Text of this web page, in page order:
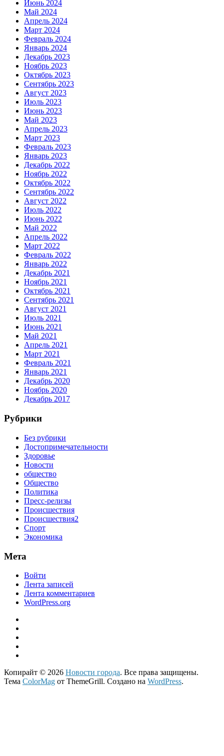
Июнь 2024
Май 2024
Апрель 2024
Март 2024
Февраль 2024
Январь 2024
Декабрь 2023
Ноябрь 2023
Октябрь 2023
Сентябрь 2023
Август 2023
Июль 2023
Июнь 2023
Май 2023
Апрель 2023
Март 2023
Февраль 2023
Январь 2023
Декабрь 2022
Ноябрь 2022
Октябрь 2022
Сентябрь 2022
Август 2022
Июль 2022
Июнь 2022
Май 2022
Апрель 2022
Март 2022
Февраль 2022
Январь 2022
Декабрь 2021
Ноябрь 2021
Октябрь 2021
Сентябрь 2021
Август 2021
Июль 2021
Июнь 2021
Май 2021
Апрель 2021
Март 2021
Февраль 2021
Январь 2021
Декабрь 2020
Ноябрь 2020
Декабрь 2017
Рубрики
Без рубрики
Достопримечательности
Здоровье
Новости
общество
Общество
Политика
Пресс-релизы
Происшествия
Происшествия2
Спорт
Экономика
Мета
Войти
Лента записей
Лента комментариев
WordPress.org
Копирайт © 2026 Новости города. Все права защищены.
Тема ColorMag от ThemeGrill. Создано на WordPress.